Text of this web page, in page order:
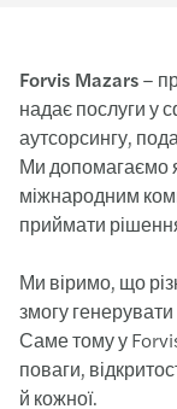
Forvis Mazars–
надає послуги у
аутсорсингу,
Ми допомагаємо
міжнародним
приймати
Ми віримо, що
змогу генерувати
Саме тому у
поваги,
й кожної.